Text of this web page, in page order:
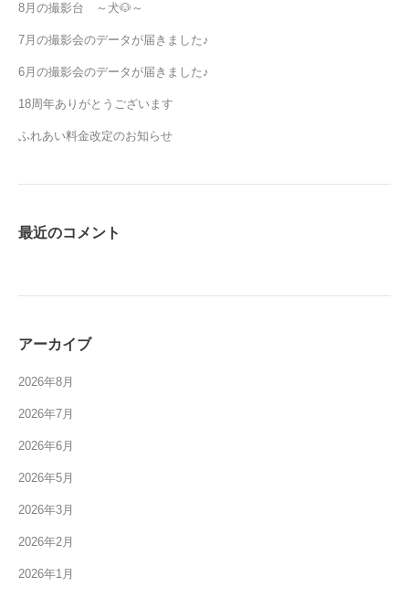
8月の撮影台 ～犬🐶～
7月の撮影会のデータが届きました♪
6月の撮影会のデータが届きました♪
18周年ありがとうございます
ふれあい料金改定のお知らせ
最近のコメント
アーカイブ
2026年8月
2026年7月
2026年6月
2026年5月
2026年3月
2026年2月
2026年1月